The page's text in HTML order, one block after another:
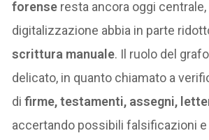
forense resta ancora oggi
digitalizzazione abbia in parte
scrittura manuale. Il ruolo del
delicato, in quanto chiamato a
difirme, testamenti, assegni,
accertando possibili falsificazioni